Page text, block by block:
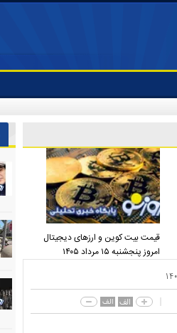
قیمت بیت کوین و ارز‌های دیجیتال
امروز پنجشنبه ۱۵ مرداد ۱۴۰۵
الف الف